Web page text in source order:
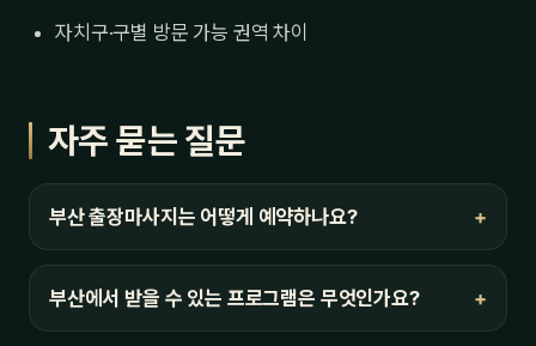
자치구·구별 방문 가능 권역 차이
자주 묻는 질문
부산 출장마사지는 어떻게 예약하나요?
부산에서 받을 수 있는 프로그램은 무엇인가요?